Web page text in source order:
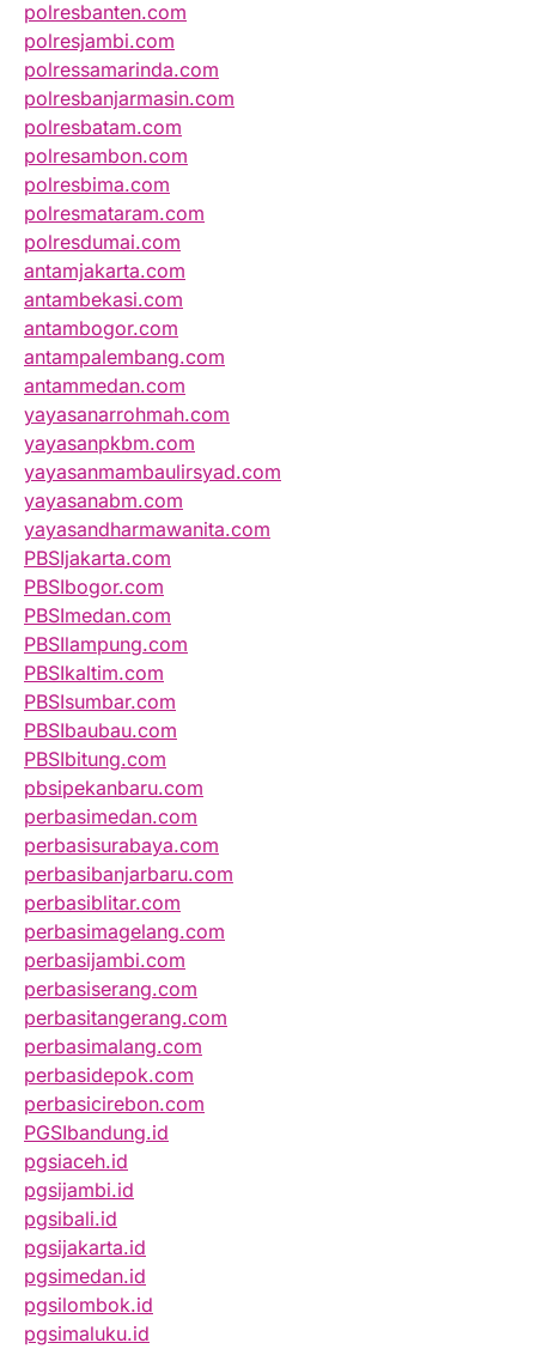
polresbanten.com
polresjambi.com
polressamarinda.com
polresbanjarmasin.com
polresbatam.com
polresambon.com
polresbima.com
polresmataram.com
polresdumai.com
antamjakarta.com
antambekasi.com
antambogor.com
antampalembang.com
antammedan.com
yayasanarrohmah.com
yayasanpkbm.com
yayasanmambaulirsyad.com
yayasanabm.com
yayasandharmawanita.com
PBSIjakarta.com
PBSIbogor.com
PBSImedan.com
PBSIlampung.com
PBSIkaltim.com
PBSIsumbar.com
PBSIbaubau.com
PBSIbitung.com
pbsipekanbaru.com
perbasimedan.com
perbasisurabaya.com
perbasibanjarbaru.com
perbasiblitar.com
perbasimagelang.com
perbasijambi.com
perbasiserang.com
perbasitangerang.com
perbasimalang.com
perbasidepok.com
perbasicirebon.com
PGSIbandung.id
pgsiaceh.id
pgsijambi.id
pgsibali.id
pgsijakarta.id
pgsimedan.id
pgsilombok.id
pgsimaluku.id